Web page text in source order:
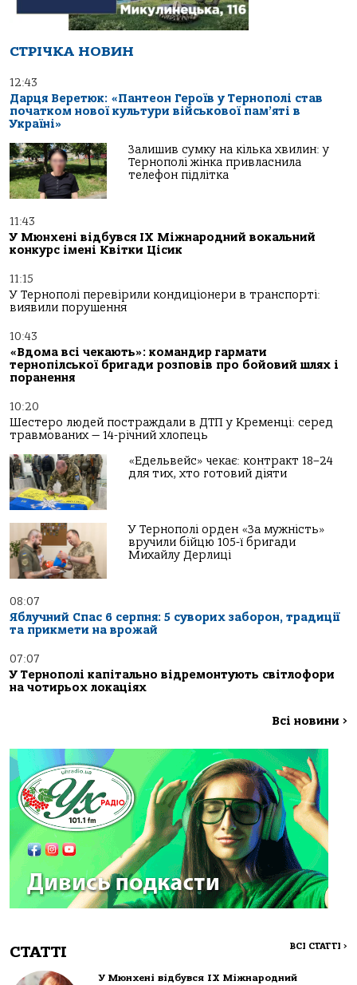
СТРІЧКА НОВИН
12:43
Дарця Веретюк: «Пантеон Героїв у Тернополі став
початком нової культури військової пам’яті в
Україні»
Залишив сумку на кілька хвилин: у
Тернополі жінка привласнила
телефон підлітка
11:43
У Мюнхені відбувся IX Міжнародний вокальний
конкурс імені Квітки Цісик
11:15
У Тернополі перевірили кондиціонери в транспорті:
виявили порушення
10:43
«Вдома всі чекають»: командир гармати
тернопілської бригади розповів про бойовий шлях і
поранення
10:20
Шестеро людей постраждали в ДТП у Кременці: серед
травмованих — 14-річний хлопець
«Едельвейс» чекає: контракт 18–24
для тих, хто готовий діяти
У Тернополі орден «За мужність»
вручили бійцю 105-ї бригади
Михайлу Дерлиці
08:07
Яблучний Спас 6 серпня: 5 суворих заборон, традиції
та прикмети на врожай
07:07
У Тернополі капітально відремонтують світлофори
на чотирьох локаціях
Всі новини >
СТАТТІ ВСІ СТАТТІ >
У Мюнхені відбувся IX Міжнародний